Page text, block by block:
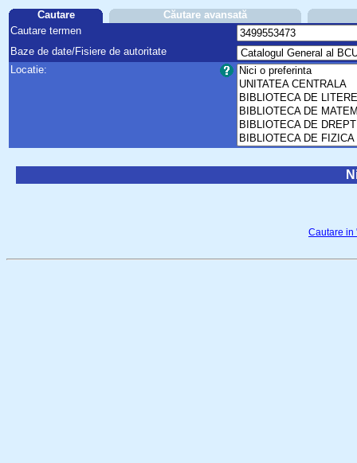
Cautare
Căutare avansată
Cautare termen
Baze de date/Fisiere de autoritate
Locatie:
Cautare in